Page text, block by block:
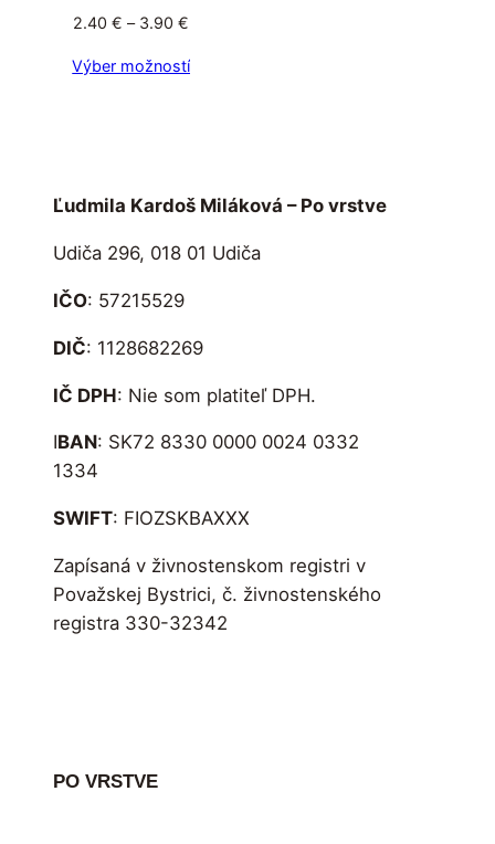
2.40€ – 3.90€
2.40 €
Výber možností
Ľudmila Kardoš Miláková – Po vrstve
Udiča 296, 018 01 Udiča
IČO: 57215529
DIČ: 1128682269
IČ DPH: Nie som platiteľ DPH.
IBAN: SK72 8330 0000 0024 0332
1334
SWIFT: FIOZSKBAXXX
Zapísaná v živnostenskom registri v
Považskej Bystrici, č. živnostenského
registra 330-32342
PO VRSTVE